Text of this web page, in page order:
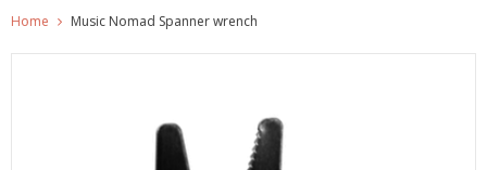
Home Music Nomad Spanner wrench